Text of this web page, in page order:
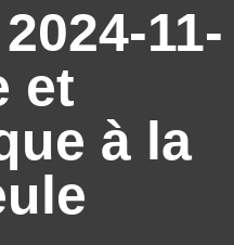
11-
et
à la